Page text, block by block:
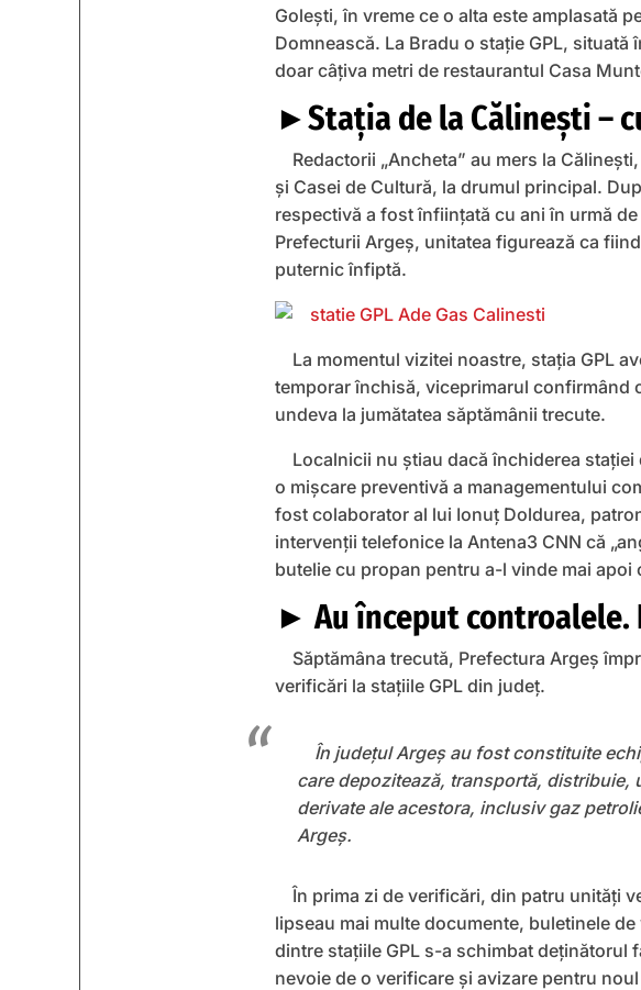
Goleşti, în vreme ce o alta este amplasată
Domnească. La Bradu o staţie GPL,
doar câţiva metri de restaurantul Casa
►Staţia de la Călineşti –
Redactorii „Ancheta” au mers la
şi Casei de Cultură, la drumul principal.
respectivă a fost înfiinţată cu ani în urmă
Prefecturii Argeş, unitatea figurează ca
puternic înfiptă.
La momentul vizitei noastre, staţia GPL
temporar închisă, viceprimarul confirmând
undeva la jumătatea săptămânii trecute.
Localnicii nu ştiau dacă închiderea
o mişcare preventivă a managementului
fost colaborator al lui Ionuț Doldurea,
intervenții telefonice la Antena3 CNN că
butelie cu propan pentru a-l vinde mai apoi
► Au început
Săptămâna trecută, Prefectura Argeş
verificări la staţiile GPL din judeţ.
În județul Argeș au fost constituite
care depozitează, transportă,
derivate ale acestora, inclusiv gaz
Argeș.
În prima zi de verificări, din patru unități
lipseau mai multe documente, buletinele
dintre stațiile GPL s-a schimbat deținătorul
nevoie de o verificare și avizare pentru